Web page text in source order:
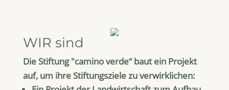
WIR sind
Die Stiftung "camino verde“ baut ein Projekt
auf, um ihre Stiftungsziele zu verwirklichen: